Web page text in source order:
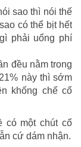
sao thì nói thế
có thể bịt hết
phải uổng phí
đều nằm trong
này thì sớm
khống chế cổ
có một chút cổ
cứ dám nhận.